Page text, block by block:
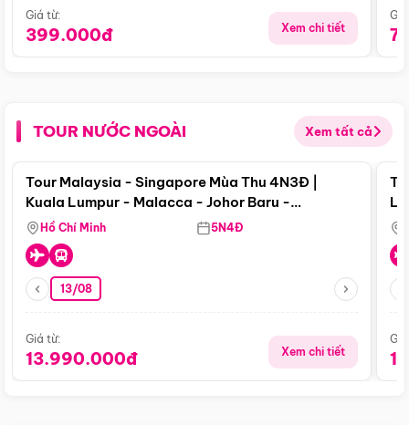
Giá từ:
399.000đ Xem chi tiết
TOUR NƯỚC NGOÀI Xem tất cả
Điểm nổi bật
Tour Malaysia - Singapore Mùa Thu 4N3Đ |
Kuala Lumpur - Malacca - Johor Baru -
Singapore
Hồ Chí Minh 5N4Đ
13/08
Giá từ:
13.990.000đ Xem chi tiết